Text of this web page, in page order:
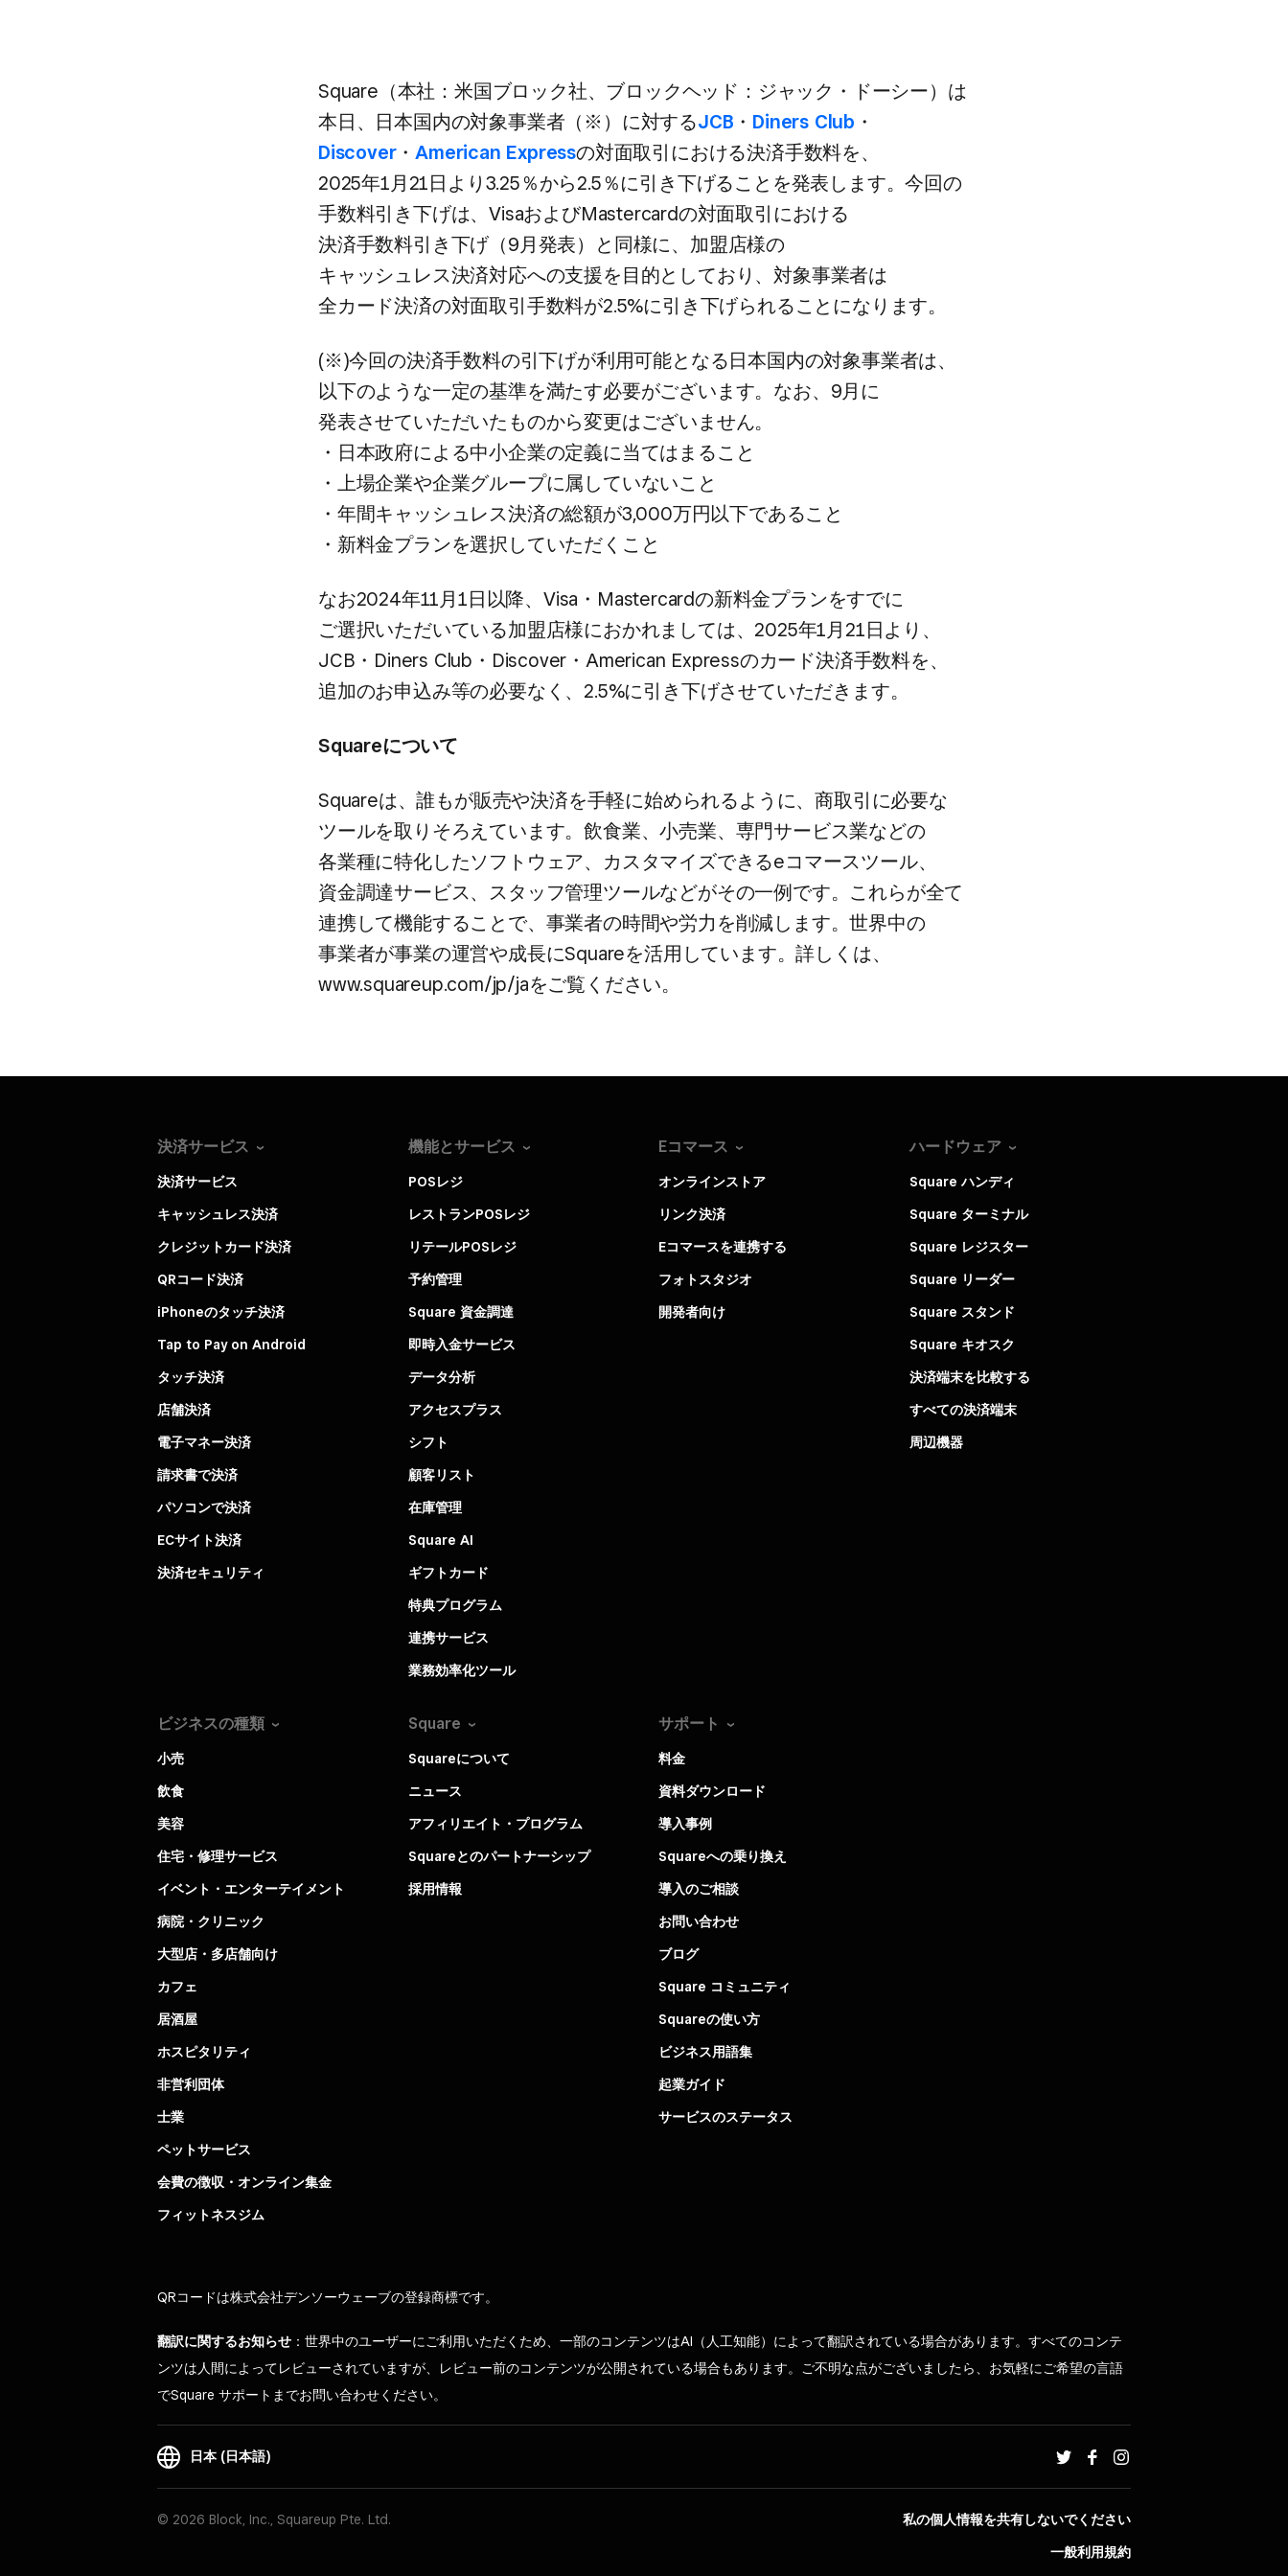
Square​（本社：米国ブロック社、​ブロックヘッド：ジャック・ドーシー）は​
本日、​日本国内の​対象事業者​（※）に​対する​JCB ・ Diners Club ・
Discover・American Expressの​対面取引に​おける​決済手数料を、​
2025年1月21日より​3.25％から​2.5％に​引き下げる​ことを​発表します。​今回の​
手数料引き下げは、​Visaおよび​Mastercardの​対面取引に​おける​
決済手数料引き下げ​（9月発表）と​同様に、​加盟店様の​
キャッシュレス決済対応への​支援を​目的と​しており、​対象事業者は​
全カード決済の​対面取引手数料が​2.5%に​引き下げられる​ことになります。
(※)今回の​決済手数料の​引下げが​利用可能と​なる​日本国内の​対象事業者は、​
以下のような​一定の​基準を​満たす必要が​ございます。​なお、​9月に​
発表させていただいた​ものから​変更は​ございません。
・​日本政府に​よる​中​小企業の​定義に​当てはまる​こと
・上場企業や​企業グループに​属していない​こと
・年間キャッシュレス決済の​総額が​3,000万円以下である​こと
・​新料金プランを​選択していただく​こと
な​お2024年11月1日以降、​Visa・Mastercardの​新料金プランを​すでに​
ご選択いただいている​加盟店様に​おかれましては、​2025年1月21日より、​
JCB・Diners Club・Discover・American Expressの​カード決済手数料を、​
追加の​お申込み等の​必要なく、​2.5%に​引き下げさせていただきます。
Squareに​ついて
Squareは、​誰もが​販売や​決済を​手軽に​始められるように、​商取引に​必要な​
ツールを​取りそろえています。​飲食業、​小売業、​専門サービス業などの​
各業種に​特化した​ソフトウェア、​カスタマイズできる​eコマースツール、​
資金調達サービス、​スタッフ管理ツールなどが​その​一例です。​これらが​全て​
連携して​機能する​ことで、​事業者の​時間や​労力を​削減します。​世界中の​
事業者が​事業の​運営や​成長に​Squareを​活用しています。​詳しくは、​
www.squareup.com/jp/jaを​ご覧ください。
決済サービス
決済サービス
キャッシュレス決済
クレジットカード決済
QRコード決済
iPhoneのタッチ決済
Tap to Pay on Android
タッチ決済
店舗決済
電子マネー決済
請求書で決済
パソコンで決済
ECサイト決済
決済セキュリティ
機能とサービス
POSレジ
レストランPOSレジ
リテールPOSレジ
予約管理
Square 資金調達
即時入金サービス
データ分析
アクセスプラス
シフト
顧客リスト
在庫管理
Square AI
ギフトカード
特典プログラム
連携サービス
業務効率化ツール
Eコマース
オンラインストア
リンク決済
Eコマースを連携する
フォトスタジオ
開発者向け
ハードウェア
Square ハンディ
Square ターミナル
Square レジスター
Square リーダー
Square スタンド
Square キオスク
決済端末を比較する
すべての決済端末
周辺機器
ビジネスの種類
小売
飲食
美容
住宅・修理サービス
イベント・エンターテイメント
病院・クリニック
大型店・多店舗向け
カフェ
居酒屋
ホスピタリティ
非営利団体
士業
ペットサービス
会費の徴収・オンライン集金
フィットネスジム
Square
Squareについて
ニュース
アフィリエイト・プログラム
Squareとのパートナーシップ
採用情報
サポート
料金
資料ダウンロード
導入事例
Squareへの乗り換え
導入のご相談
お問い合わせ
ブログ
Square コミュニティ
Squareの使い方
ビジネス用語集
起業ガイド
サービスのステータス
QRコードは株式会社デンソーウェーブの登録商標です。
翻訳に関するお知らせ ：世界中のユーザーにご利用いただくため、一部のコンテンツはAI（人工知能）によって翻訳されている場合があります。すべてのコンテ
ンツは人間によってレビューされていますが、レビュー前のコンテンツが公開されている場合もあります。ご不明な点がございましたら、お気軽にご希望の言語
でSquare サポートまでお問い合わせください。
日本 (日本語)
© 2026 Block, Inc., Squareup Pte. Ltd. 私の個人情報を共有しないでください
一般利用規約